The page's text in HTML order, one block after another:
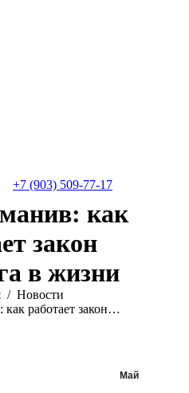
+7 (903) 509-77-17
как
закон
в жизни
Новости
работает закон…
Май